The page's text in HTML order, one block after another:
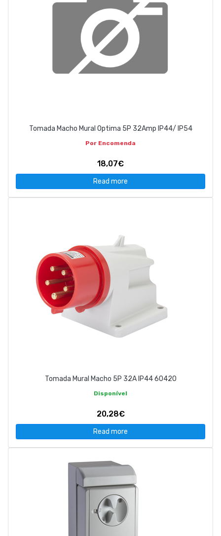
Tomada Macho Mural Optima 5P 32Amp IP44/ IP54
Por Encomenda
18,07€
Read more
Tomada Mural Macho 5P 32A IP44 60420
Disponível
20,28€
Read more